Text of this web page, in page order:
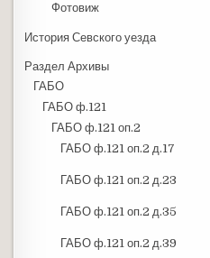
Фотовиж
История Севского уезда
Раздел Архивы
ГАБО
ГАБО ф.121
ГАБО ф.121 оп.2
ГАБО ф.121 оп.2 д.17
ГАБО ф.121 оп.2 д.23
ГАБО ф.121 оп.2 д.35
ГАБО ф.121 оп.2 д.39